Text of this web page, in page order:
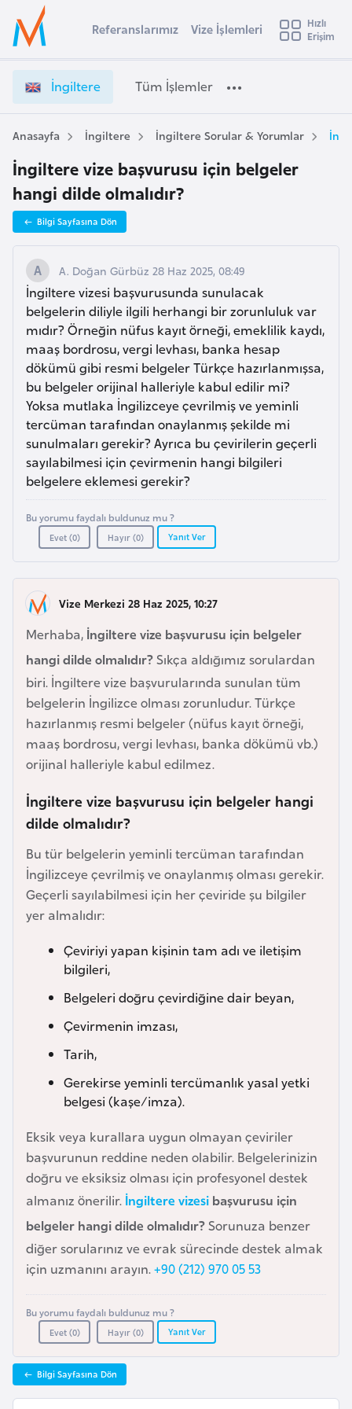
Ülke Seçimi
Başvuru yapmak istediğiniz ülkeyi seçin
Üye
Girişi
n
i
l
r
e
V
i
z
ş
l
e
m
l
e
r
i
e
Referanslarımız Vize İşlemleri
Hızlı
Erişim
İngiltere Tüm İşlemler
Anasayfa İngiltere İngiltere Sorular & Yorumlar
İngiltere vize başvurusu için belgeler
hangi dilde olmalıdır?
Bilgi Sayfasına Dön
A. Doğan Gürbüz 28 Haz 2025, 08:49
İngiltere vizesi başvurusunda sunulacak
belgelerin diliyle ilgili herhangi bir zorunluluk var
mıdır? Örneğin nüfus kayıt örneği, emeklilik kaydı,
maaş bordrosu, vergi levhası, banka hesap
dökümü gibi resmi belgeler Türkçe hazırlanmışsa,
bu belgeler orijinal halleriyle kabul edilir mi?
Yoksa mutlaka İngilizceye çevrilmiş ve yeminli
tercüman tarafından onaylanmış şekilde mi
sunulmaları gerekir? Ayrıca bu çevirilerin geçerli
sayılabilmesi için çevirmenin hangi bilgileri
belgelere eklemesi gerekir?
Bu yorumu faydalı buldunuz mu ?
Evet (0) Hayır (0) Yanıt Ver
Vize Merkezi 28 Haz 2025, 10:27
Merhaba, İngiltere vize başvurusu için belgeler
hangi dilde olmalıdır?Sıkça aldığımız sorulardan
biri. İngiltere vize başvurularında sunulan tüm
belgelerin İngilizce olması zorunludur. Türkçe
hazırlanmış resmi belgeler (nüfus kayıt örneği,
maaş bordrosu, vergi levhası, banka dökümü vb.)
orijinal halleriyle kabul edilmez.
İngiltere vize başvurusu için belgeler hangi
dilde olmalıdır?
Bu tür belgelerin yeminli tercüman tarafından
İngilizceye çevrilmiş ve onaylanmış olması gerekir.
Geçerli sayılabilmesi için her çeviride şu bilgiler
yer almalıdır:
Çeviriyi yapan kişinin tam adı ve iletişim
bilgileri,
Belgeleri doğru çevirdiğine dair beyan,
Çevirmenin imzası,
Tarih,
Gerekirse yeminli tercümanlık yasal yetki
belgesi (kaşe/imza).
Eksik veya kurallara uygun olmayan çeviriler
başvurunun reddine neden olabilir. Belgelerinizin
doğru ve eksiksiz olması için profesyonel destek
almanız önerilir. İngiltere vizesi başvurusu için
belgeler hangi dilde olmalıdır?Sorunuza benzer
diğer sorularınız ve evrak sürecinde destek almak
için uzmanını arayın.+90 (212) 970 05 53
Bu yorumu faydalı buldunuz mu ?
Evet (0) Hayır (0) Yanıt Ver
Bilgi Sayfasına Dön
s
t
r
a
A
v
u
s
t
u
r
y
a
A
z
e
r
b
y
a
n
B
a
h
r
e
y
n
B
a
n
g
l
d
s
B
e
l
ç
i
a
B
e
n